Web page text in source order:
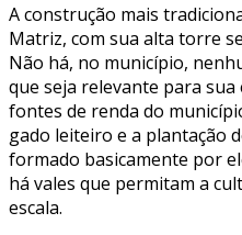
A construção mais
Matriz, com sua alta torre
Não há, no município,
que seja relevante para sua
fontes de renda do
gado leiteiro e a plantação
formado basicamente por
há vales que permitam a
escala.